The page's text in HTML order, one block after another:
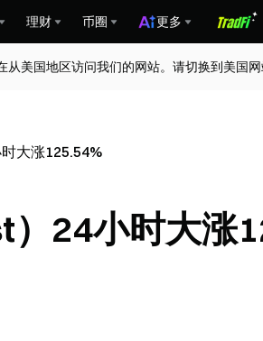
理财 币圈 更多
从美国地区访问我们的网站。请切换到美国
大涨125.54%
24小时大涨